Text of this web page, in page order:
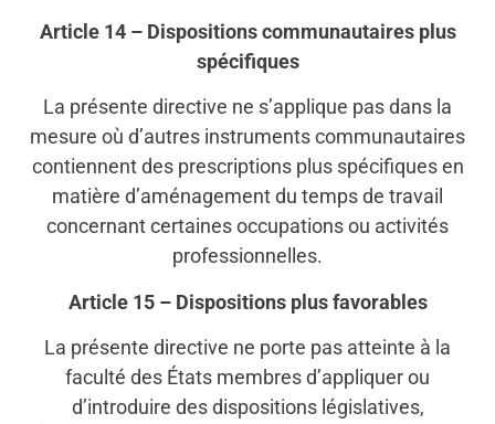
Article 14 – Dispositions communautaires plus
spécifiques
La présente directive ne s’applique pas dans la
mesure où d’autres instruments communautaires
contiennent des prescriptions plus spécifiques en
matière d’aménagement du temps de travail
concernant certaines occupations ou activités
professionnelles.
Article 15 – Dispositions plus favorables
La présente directive ne porte pas atteinte à la
faculté des États membres d’appliquer ou
d’introduire des dispositions législatives,